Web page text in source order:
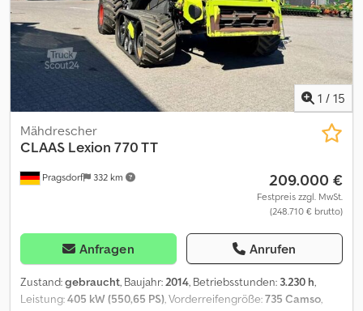
1 / 15
Pragsdorf 332 km
Mähdrescher
CLAAS Lexion 770 TT
209.000 €
Festpreis zzgl. MwSt.
(248.710 € brutto)
Anfragen Anrufen
Zustand:gebraucht, Baujahr:2014, Betriebsstunden: 3.230 h,
Leistung:405 kW (550,65 PS), Vorderreifengröße:735 Camso,